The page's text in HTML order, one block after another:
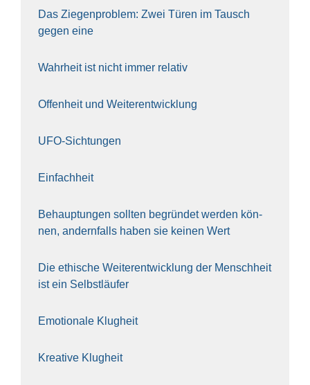
Das Zie­gen­pro­blem: Zwei Türen im Tausch
gegen eine
Wahr­heit ist nicht immer rela­tiv
Offen­heit und Wei­ter­ent­wick­lung
UFO-Sich­tun­gen
Ein­fach­heit
Behaup­tun­gen soll­ten begrün­det wer­den kön­
nen, andern­falls haben sie kei­nen Wert
Die ethi­sche Wei­ter­ent­wick­lung der Mensch­heit
ist ein Selbst­läu­fer
Emo­tio­na­le Klug­heit
Krea­ti­ve Klug­heit